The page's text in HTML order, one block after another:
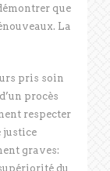
que
La
pris soin
procès
respecter
justice
graves:
du